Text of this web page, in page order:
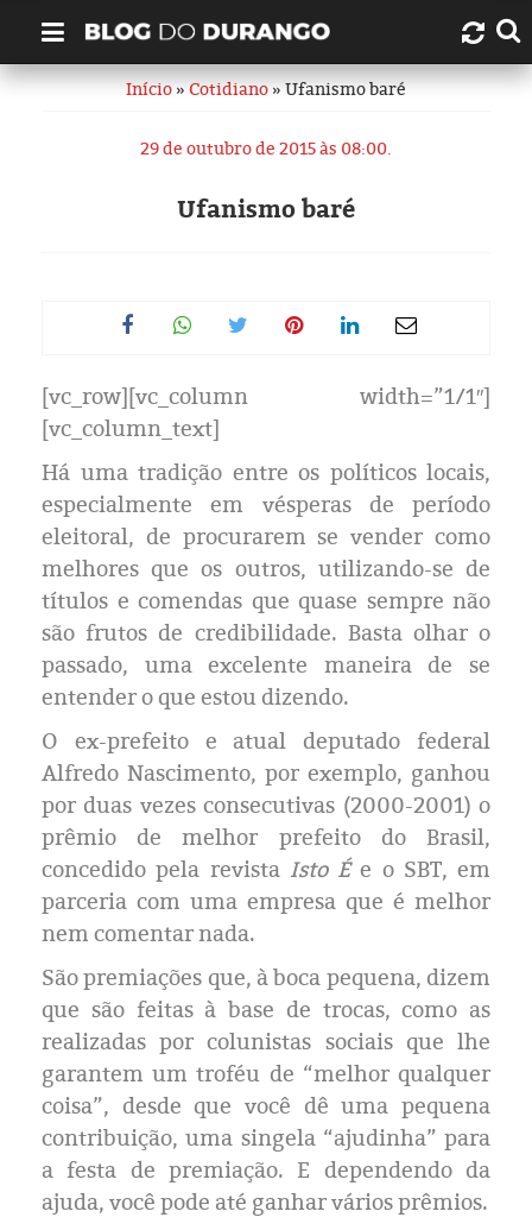
Quem é Durango Duarte?
Links úteis
Contato
Manaus
História
Eleições 2024
Pesquisas
Política
Livros
Início»Cotidiano» Ufanismo baré
29 de outubro de 2015 às 08:00.
Ufanismo baré
[vc_row][vc_column width=”1/1″]
[vc_column_text]
Há uma tradição entre os políticos locais,
especialmente em vésperas de período
eleitoral, de procurarem se vender como
melhores que os outros, utilizando-se de
títulos e comendas que quase sempre não
são frutos de credibilidade. Basta olhar o
passado, uma excelente maneira de se
entender o que estou dizendo.
O ex-prefeito e atual deputado federal
Alfredo Nascimento, por exemplo, ganhou
por duas vezes consecutivas (2000-2001) o
prêmio de melhor prefeito do Brasil,
concedido pela revista Isto Ée o SBT, em
parceria com uma empresa que é melhor
nem comentar nada.
São premiações que, à boca pequena, dizem
que são feitas à base de trocas, como as
realizadas por colunistas sociais que lhe
garantem um troféu de “melhor qualquer
coisa”, desde que você dê uma pequena
contribuição, uma singela “ajudinha” para
a festa de premiação. E dependendo da
ajuda, você pode até ganhar vários prêmios.